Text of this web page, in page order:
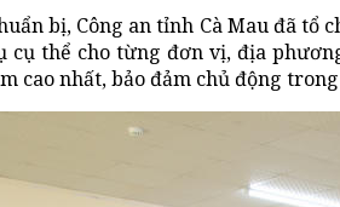
bị, Công an tỉnh Cà Mau đã tổ
cụ thể cho từng đơn vị, địa
cao nhất, bảo đảm chủ động